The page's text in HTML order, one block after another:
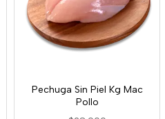
Pechuga Sin Piel Kg Mac
Pollo